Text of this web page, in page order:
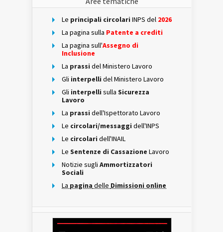
Le principali circolari INPS del 2026
La pagina sulla Patente a crediti
La pagina sull'Assegno di
Inclusione
La prassi del Ministero Lavoro
Gli interpelli del Ministero Lavoro
Gli interpelli sulla Sicurezza
Lavoro
La prassi dell'Ispettorato Lavoro
Le circolari/messaggi dell'INPS
Le circolari dell'INAIL
Le Sentenze di Cassazione Lavoro
Notizie sugli Ammortizzatori
Sociali
La pagina delle Dimissioni online